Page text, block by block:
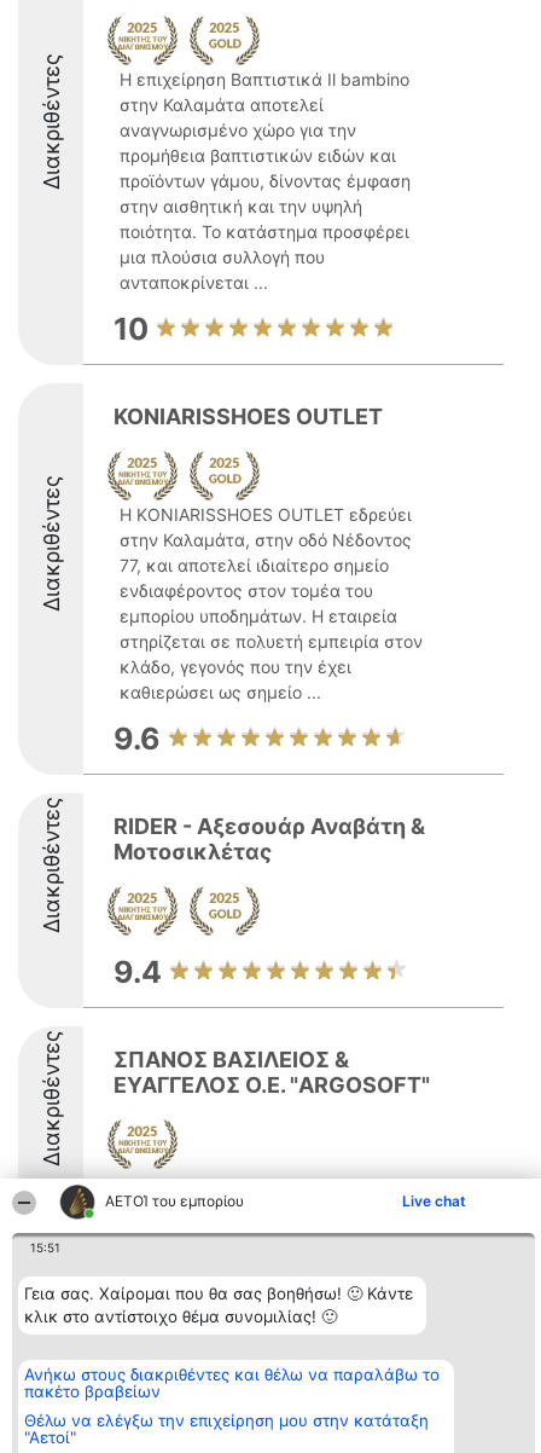
ΑΕΤΟΊ του εμπορίου Live chat
15:51
Γεια σας. Χαίρομαι που θα σας βοηθήσω! 🙂 Κάντε
κλικ στο αντίστοιχο θέμα συνομιλίας! 🙂
Ανήκω στους διακριθέντες και θέλω να παραλάβω το
πακέτο βραβείων
Θέλω να ελέγξω την επιχείρηση μου στην κατάταξη
"Αετοί"
Διακριθέντες
Η επιχείρηση Βαπτιστικά Il bambino
στην Καλαμάτα αποτελεί
αναγνωρισμένο χώρο για την
προμήθεια βαπτιστικών ειδών και
προϊόντων γάμου, δίνοντας έμφαση
στην αισθητική και την υψηλή
ποιότητα. Το κατάστημα προσφέρει
μια πλούσια συλλογή που
ανταποκρίνεται ...
10
Διακριθέντες
KONIARISSHOES OUTLET
Η KONIARISSHOES OUTLET εδρεύει
στην Καλαμάτα, στην οδό Νέδοντος
77, και αποτελεί ιδιαίτερο σημείο
ενδιαφέροντος στον τομέα του
εμπορίου υποδημάτων. Η εταιρεία
στηρίζεται σε πολυετή εμπειρία στον
κλάδο, γεγονός που την έχει
καθιερώσει ως σημείο ...
9.6
Διακριθέντες
RIDER - Αξεσουάρ Αναβάτη &
Μοτοσικλέτας
9.4
Διακριθέντες
ΣΠΑΝΟΣ ΒΑΣΙΛΕΙΟΣ &
ΕΥΑΓΓΕΛΟΣ Ο.Ε. "ARGOSOFT"
8.5
Διοργανωτής της
κατάταξης
BEAUTIFUL COMPANY
ΤΗΛ. ΕΠΙΚΟΙΝΩΝΙΑΣ:
2104128019
email:
aetoi@beautifulcompany.co
Κατάταξη
Διακριθέντες
Λίστα όλων
διακριθέντων
Μεθοδολογία
προϋποθέσεις
ΠΟΛΙΤΙΚΗ
Επικοινωνία